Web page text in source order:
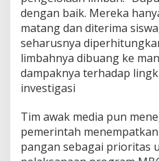
dengan baik. Mereka
matang dan diterima
seharusnya
limbahnya dibuang ke
dampaknya terhadap
investigasi
Tim awak media pun
pemerintah
pangan sebagai prioritas